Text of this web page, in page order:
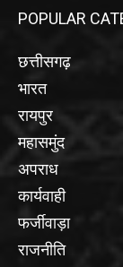
POPULAR
छत्तीसगढ़
भारत
रायपुर
महासमुंद
अपराध
कार्यवाही
फर्जीवाड़ा
राजनीति